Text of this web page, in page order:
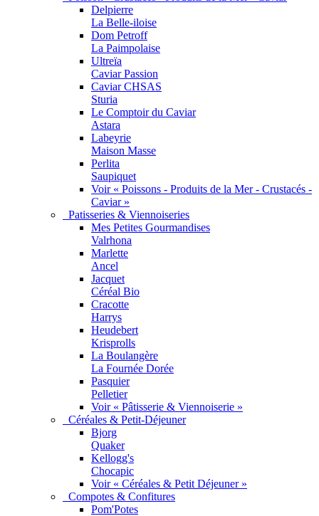
Delpierre
La Belle-iloise
Dom Petroff
La Paimpolaise
Ultreïa
Caviar Passion
Caviar CHSAS
Sturia
Le Comptoir du Caviar
Astara
Labeyrie
Maison Masse
Perlita
Saupiquet
Voir « Poissons - Produits de la Mer - Crustacés -
Caviar »
Patisseries & Viennoiseries
Mes Petites Gourmandises
Valrhona
Marlette
Ancel
Jacquet
Céréal Bio
Cracotte
Harrys
Heudebert
Krisprolls
La Boulangère
La Fournée Dorée
Pasquier
Pelletier
Voir « Pâtisserie & Viennoiserie »
Céréales & Petit-Déjeuner
Bjorg
Quaker
Kellogg's
Chocapic
Voir « Céréales & Petit Déjeuner »
Compotes & Confitures
Pom'Potes